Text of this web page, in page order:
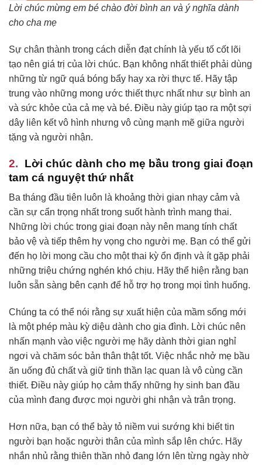
Lời chúc mừng em bé chào đời bình an và ý nghĩa dành
cho cha mẹ
Sự chân thành trong cách diễn đạt chính là yếu tố cốt lõi
tạo nên giá trị của lời chúc. Bạn không nhất thiết phải dùng
những từ ngữ quá bóng bẩy hay xa rời thực tế. Hãy tập
trung vào những mong ước thiết thực nhất như sự bình an
và sức khỏe của cả mẹ và bé. Điều này giúp tạo ra một sợi
dây liên kết vô hình nhưng vô cùng mạnh mẽ giữa người
tặng và người nhận.
Lời chúc dành cho mẹ bầu trong giai đoạn
tam cá nguyệt thứ nhất
Ba tháng đầu tiên luôn là khoảng thời gian nhạy cảm và
cần sự cẩn trọng nhất trong suốt hành trình mang thai.
Những lời chúc trong giai đoạn này nên mang tính chất
bảo vệ và tiếp thêm hy vọng cho người mẹ. Bạn có thể gửi
đến họ lời mong cầu cho một thai kỳ ổn định và ít gặp phải
những triệu chứng nghén khó chịu. Hãy thể hiện rằng bạn
luôn sẵn sàng bên cạnh để hỗ trợ họ trong mọi tình huống.
Chúng ta có thể nói rằng sự xuất hiện của mầm sống mới
là một phép màu kỳ diệu dành cho gia đình. Lời chúc nên
nhấn mạnh vào việc người mẹ hãy dành thời gian nghỉ
ngơi và chăm sóc bản thân thật tốt. Việc nhắc nhở mẹ bầu
ăn uống đủ chất và giữ tinh thần lạc quan là vô cùng cần
thiết. Điều này giúp họ cảm thấy những hy sinh ban đầu
của mình đang được mọi người ghi nhận và trân trọng.
Hơn nữa, bạn có thể bày tỏ niềm vui sướng khi biết tin
người bạn hoặc người thân của mình sắp lên chức. Hãy
nhắn nhủ rằng thiên thần nhỏ đang lớn lên từng ngày nhờ